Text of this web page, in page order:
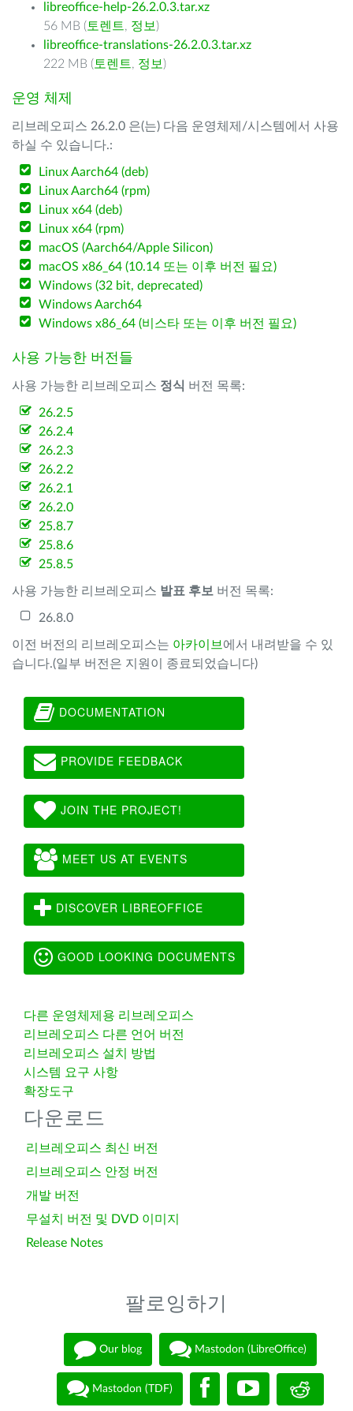
libreoffice-help-26.2.0.3.tar.xz
56 MB ( 토렌트, 정보 )
libreoffice-translations-26.2.0.3.tar.xz
222 MB ( 토렌트, 정보 )
운영 체제
리브레오피스 26.2.0 은(는) 다음 운영체제/시스템에서 사용
하실 수 있습니다.:
Linux Aarch64 (deb)
Linux Aarch64 (rpm)
Linux x64 (deb)
Linux x64 (rpm)
macOS (Aarch64/Apple Silicon)
macOS x86_64 (10.14 또는 이후 버전 필요)
Windows (32 bit, deprecated)
Windows Aarch64
Windows x86_64 (비스타 또는 이후 버전 필요)
사용 가능한 버전들
사용 가능한 리브레오피스 정식 버전 목록:
26.2.5
26.2.4
26.2.3
26.2.2
26.2.1
26.2.0
25.8.7
25.8.6
25.8.5
사용 가능한 리브레오피스 발표 후보 버전 목록:
26.8.0
이전 버전의 리브레오피스는 아카이브 에서 내려받을 수 있
습니다.(일부 버전은 지원이 종료되었습니다)
DOCUMENTATION
PROVIDE FEEDBACK
JOIN THE PROJECT!
MEET US AT EVENTS
DISCOVER LIBREOFFICE
GOOD LOOKING DOCUMENTS
다른 운영체제용 리브레오피스
리브레오피스 다른 언어 버전
리브레오피스 설치 방법
시스템 요구 사항
확장도구
다운로드
리브레오피스 최신 버전
리브레오피스 안정 버전
개발 버전
무설치 버전 및 DVD 이미지
Release Notes
팔로잉하기
Our blog Mastodon (LibreOffice)
Mastodon (TDF)